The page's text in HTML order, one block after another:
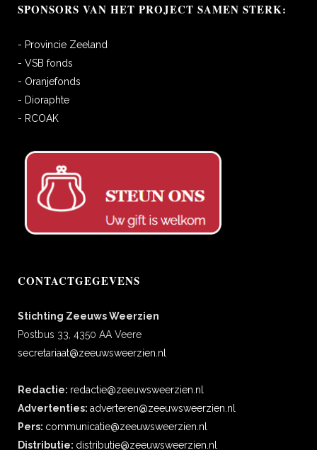
SPONSORS VAN HET PROJECT SAMEN STERK:
- Provincie Zeeland
- VSB fonds
- Oranjefonds
- Dioraphte
- RCOAK
CONTACTGEGEVENS
Stichting Zeeuws Weerzien
Postbus 33, 4350 AA Veere
secretariaat@zeeuwsweerzien.nl
Redactie: redactie@zeeuwsweerzien.nl
Advertenties: adverteren@zeeuwsweerzien.nl
Pers: communicatie@zeeuwsweerzien.nl
Distributie: distributie@zeeuwsweerzien.nl